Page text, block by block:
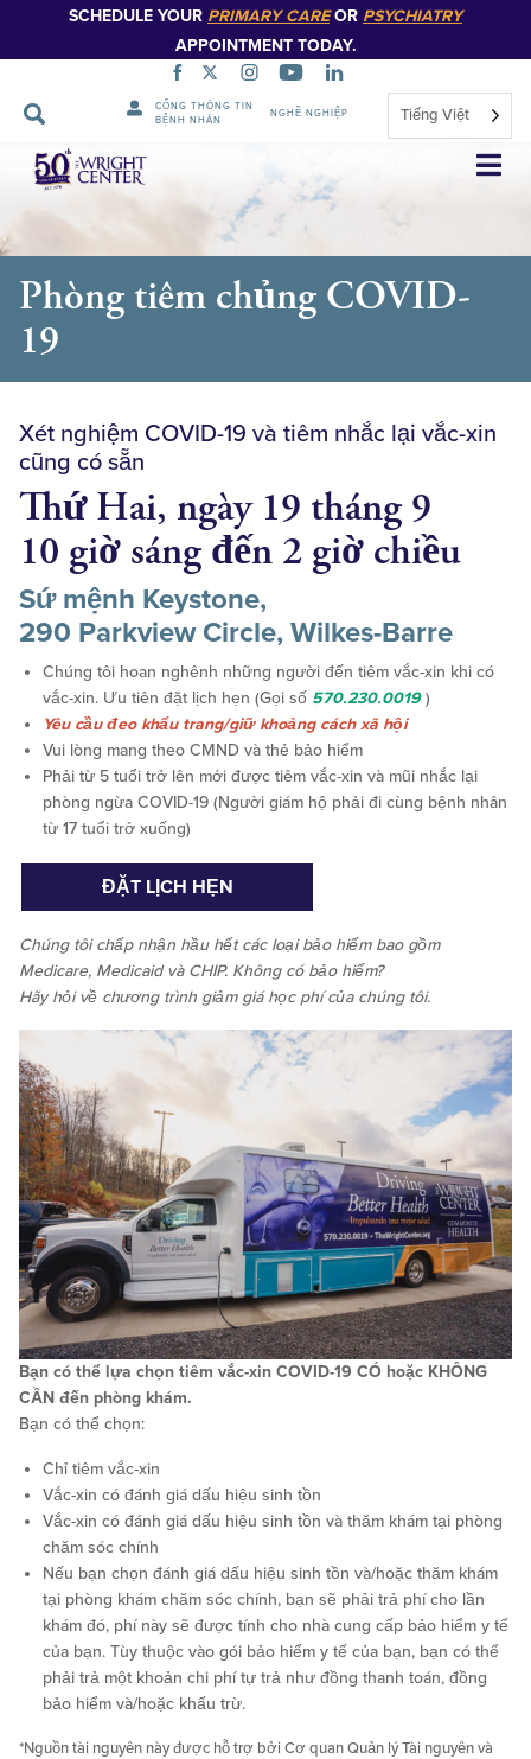
SCHEDULE YOUR PRIMARY CAREOR PSYCHIATRY
APPOINTMENT TODAY.
CỔNG THÔNG TIN
BỆNH NHÂN
NGHỀ NGHIỆP Tiếng Việt
Bỏ
qua
hướng
Phòng tiêm chủng COVID-
19
Xét nghiệm COVID-19 và tiêm nhắc lại vắc-xin
cũng có sẵn
Thứ Hai, ngày 19 tháng 9
10 giờ sáng đến 2 giờ chiều
Sứ mệnh Keystone,
290 Parkview Circle, Wilkes-Barre
Chúng tôi hoan nghênh những người đến tiêm vắc-xin khi có
vắc-xin. Ưu tiên đặt lịch hẹn (Gọi số 570.230.0019)
Yêu cầu đeo khẩu trang/giữ khoảng cách xã hội
Vui lòng mang theo CMND và thẻ bảo hiểm
Phải từ 5 tuổi trở lên mới được tiêm vắc-xin và mũi nhắc lại
phòng ngừa COVID-19 (Người giám hộ phải đi cùng bệnh nhân
từ 17 tuổi trở xuống)
ĐẶT LỊCH HẸN
Chúng tôi chấp nhận hầu hết các loại bảo hiểm bao gồm
Medicare, Medicaid và CHIP. Không có bảo hiểm?
Hãy hỏi về chương trình giảm giá học phí của chúng tôi.
Bạn có thể lựa chọn tiêm vắc-xin COVID-19 CÓ hoặc KHÔNG
CẦN đến phòng khám.
Bạn có thể chọn:
Chỉ tiêm vắc-xin
Vắc-xin có đánh giá dấu hiệu sinh tồn
Vắc-xin có đánh giá dấu hiệu sinh tồn và thăm khám tại phòng
chăm sóc chính
Nếu bạn chọn đánh giá dấu hiệu sinh tồn và/hoặc thăm khám
tại phòng khám chăm sóc chính, bạn sẽ phải trả phí cho lần
khám đó, phí này sẽ được tính cho nhà cung cấp bảo hiểm y tế
của bạn. Tùy thuộc vào gói bảo hiểm y tế của bạn, bạn có thể
phải trả một khoản chi phí tự trả như đồng thanh toán, đồng
bảo hiểm và/hoặc khấu trừ.
*Nguồn tài nguyên này được hỗ trợ bởi Cơ quan Quản lý Tài nguyên và